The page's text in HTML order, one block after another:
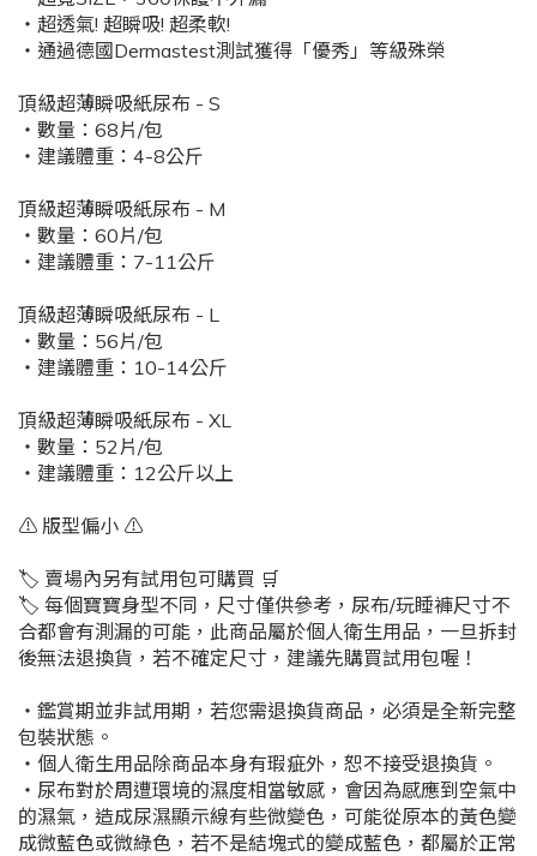
・超透氣! 超瞬吸! 超柔軟!
・通過德國Dermastest測試獲得「優秀」等級殊榮
頂級超薄瞬吸紙尿布 - S
・數量：68片/包
・建議體重：4-8公斤
頂級超薄瞬吸紙尿布 - M
・數量：60片/包
・建議體重：7-11公斤
頂級超薄瞬吸紙尿布 - L
・數量：56片/包
・建議體重：10-14公斤
頂級超薄瞬吸紙尿布 - XL
・數量：52片/包
・建議體重：12公斤以上
⚠️ 版型偏小 ⚠️
🏷️ 賣場內另有試用包可購買 🛒
🏷️ 每個寶寶身型不同，尺寸僅供參考，尿布/玩睡褲尺寸不
合都會有測漏的可能，此商品屬於個人衛生用品，一旦拆封
後無法退換貨，若不確定尺寸，建議先購買試用包喔！
・鑑賞期並非試用期，若您需退換貨商品，必須是全新完整
包裝狀態。
・個人衛生用品除商品本身有瑕疵外，恕不接受退換貨。
・尿布對於周遭環境的濕度相當敏感，會因為感應到空氣中
的濕氣，造成尿濕顯示線有些微變色，可能從原本的黃色變
成微藍色或微綠色，若不是結塊式的變成藍色，都屬於正常